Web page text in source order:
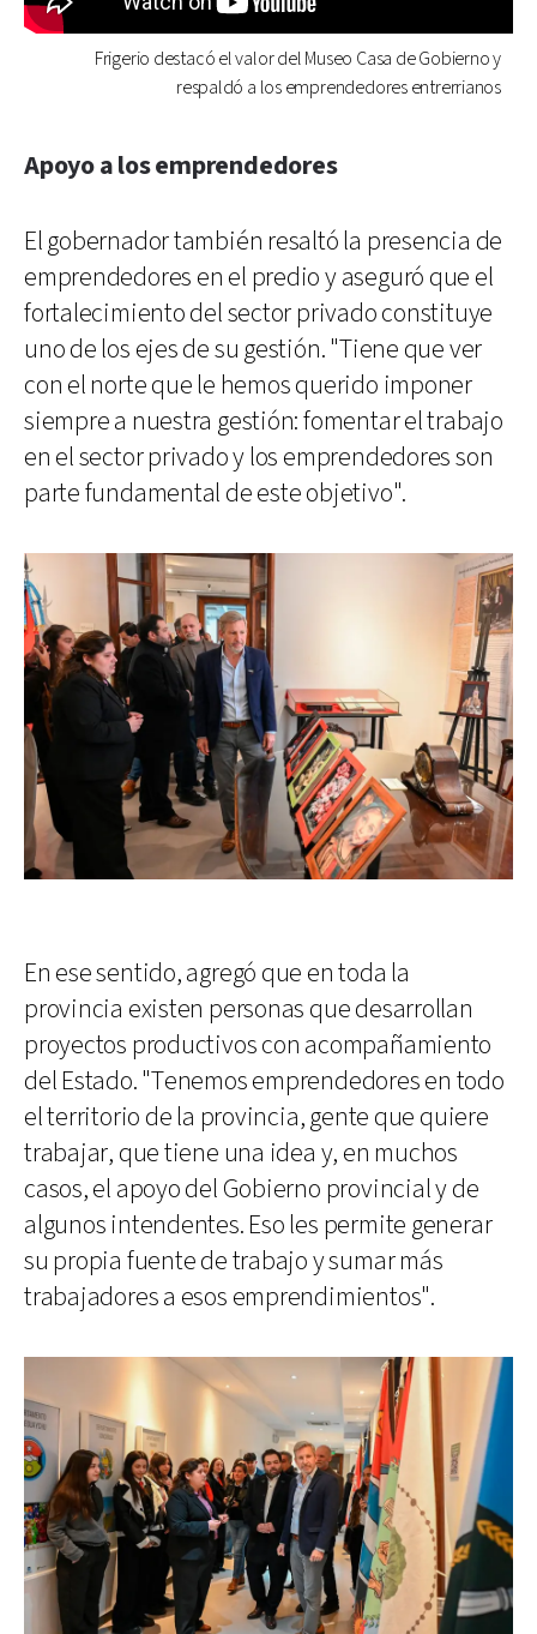
Frigerio destacó el valor del Museo Casa de Gobierno y
respaldó a los emprendedores entrerrianos
Apoyo a los emprendedores
El gobernador también resaltó la presencia de
emprendedores en el predio y aseguró que el
fortalecimiento del sector privado constituye
uno de los ejes de su gestión. "Tiene que ver
con el norte que le hemos querido imponer
siempre a nuestra gestión: fomentar el trabajo
en el sector privado y los emprendedores son
parte fundamental de este objetivo".
En ese sentido, agregó que en toda la
provincia existen personas que desarrollan
proyectos productivos con acompañamiento
del Estado. "Tenemos emprendedores en todo
el territorio de la provincia, gente que quiere
trabajar, que tiene una idea y, en muchos
casos, el apoyo del Gobierno provincial y de
algunos intendentes. Eso les permite generar
su propia fuente de trabajo y sumar más
trabajadores a esos emprendimientos".